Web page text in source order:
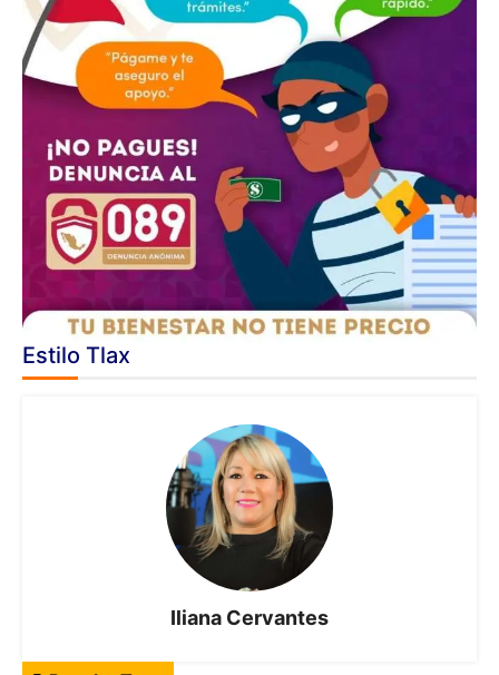
Estilo Tlax
Iliana Cervantes